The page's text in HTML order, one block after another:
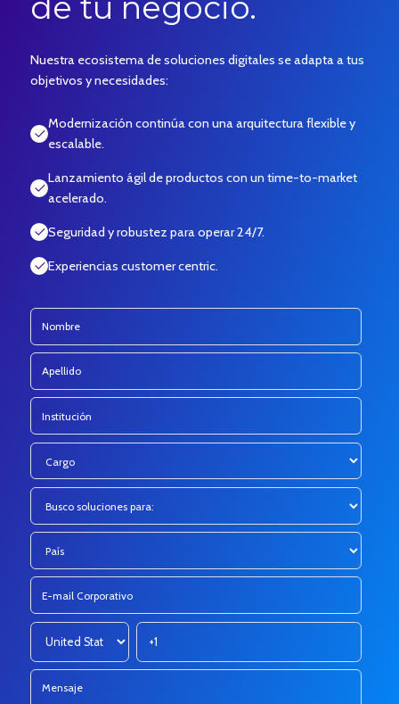
Nuestra ecosistema de soluciones digitales se adapta a tus
objetivos y necesidades:
Modernización continúa con una arquitectura flexible y
escalable.
Lanzamiento ágil de productos con un time-to-market
acelerado.
Seguridad y robustez para operar 24/7.
Experiencias customer centric.